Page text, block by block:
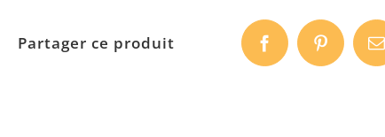
Partager ce produit